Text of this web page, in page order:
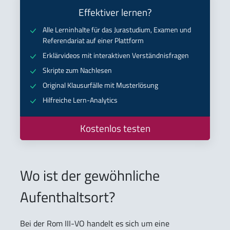
Effektiver lernen?
Alle Lerninhalte für das Jurastudium, Examen und
Referendariat auf einer Plattform
Erklärvideos mit interaktiven Verständnisfragen
Skripte zum Nachlesen
Original Klausurfälle mit Musterlösung
Hilfreiche Lern-Analytics
Kostenlos testen
Wo ist der gewöhnliche
Aufenthaltsort?
Bei der Rom III-VO handelt es sich um eine